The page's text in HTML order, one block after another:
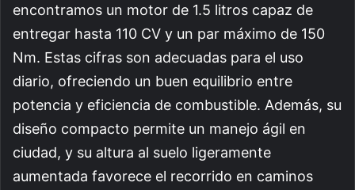
encontramos un motor de 1.5 litros capaz de
entregar hasta 110 CV y un par máximo de 150
Nm. Estas cifras son adecuadas para el uso
diario, ofreciendo un buen equilibrio entre
potencia y eficiencia de combustible. Además, su
diseño compacto permite un manejo ágil en
ciudad, y su altura al suelo ligeramente
aumentada favorece el recorrido en caminos